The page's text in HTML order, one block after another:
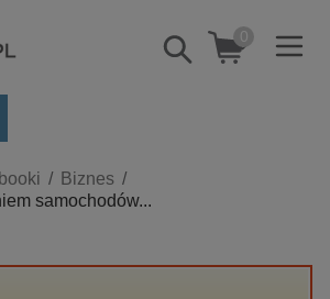
Pokaż/schowaj
wyszukiwarkę
0
prasa
aranżacja wnętrz
Biznes
samochodów...